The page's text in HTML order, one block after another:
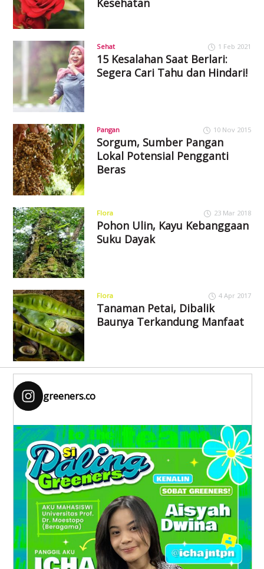
Sehat 1 Feb 2021
15 Kesalahan Saat Berlari:
Segera Cari Tahu dan Hindari!
Pangan 10 Nov 2015
Sorgum, Sumber Pangan
Lokal Potensial Pengganti
Beras
Flora 23 Mar 2018
Pohon Ulin, Kayu Kebanggaan
Suku Dayak
Flora 4 Apr 2017
Tanaman Petai, Dibalik
Baunya Terkandung Manfaat
greeners.co